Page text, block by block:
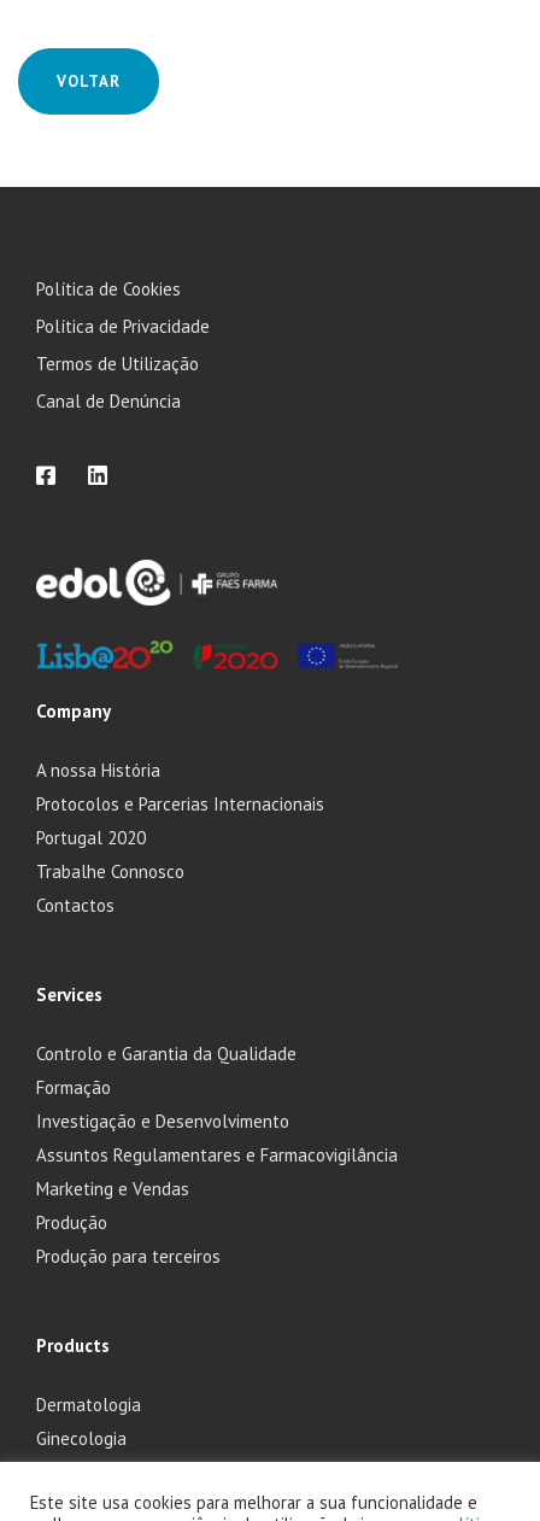
VOLTAR
Política de Cookies
Política de Privacidade
Termos de Utilização
Canal de Denúncia
Company
A nossa História
Protocolos e Parcerias Internacionais
Portugal 2020
Trabalhe Connosco
Contactos
Services
Controlo e Garantia da Qualidade
Formação
Investigação e Desenvolvimento
Assuntos Regulamentares e Farmacovigilância
Marketing e Vendas
Produção
Produção para terceiros
Products
Dermatologia
Ginecologia
Otorrinolaringologia
Este site usa cookies para melhorar a sua funcionalidade e